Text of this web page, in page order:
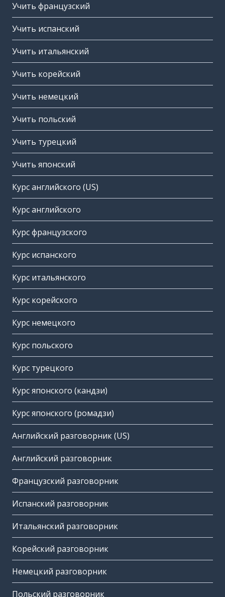
Учить французский
Учить испанский
Учить итальянский
Учить корейский
Учить немецкий
Учить польский
Учить турецкий
Учить японский
Курс английского (US)
Курс английского
Курс французского
Курс испанского
Курс итальянского
Курс корейского
Курс немецкого
Курс польского
Курс турецкого
Курс японского (кандзи)
Курс японского (ромадзи)
Английский разговорник (US)
Английский разговорник
Французский разговорник
Испанский разговорник
Итальянский разговорник
Корейский разговорник
Немецкий разговорник
Польский разговорник